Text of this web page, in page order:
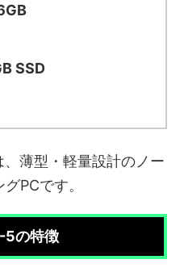
SSD
薄型・軽量設計のノー
PCです。
5の特徴